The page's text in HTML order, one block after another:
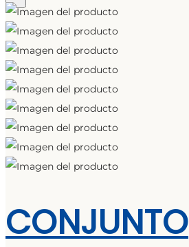
CONJUNTO